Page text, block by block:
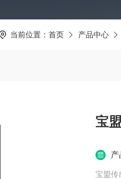
当前位置： 首页 产品中心
宝
产
宝盟传